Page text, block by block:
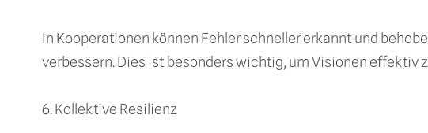
In Kooperationen können Fehler schneller erkannt und
verbessern. Dies ist besonders wichtig, um Visionen effektiv
6. Kollektive Resilienz